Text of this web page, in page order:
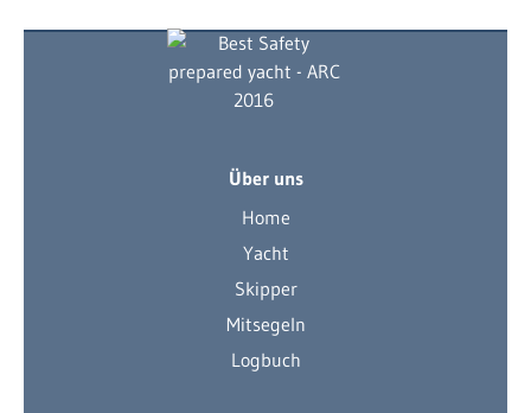
Über uns
Home
Yacht
Skipper
Mitsegeln
Logbuch